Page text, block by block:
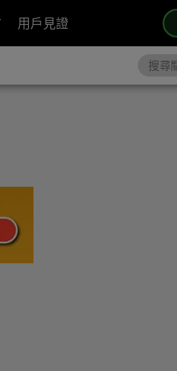
用戶見證